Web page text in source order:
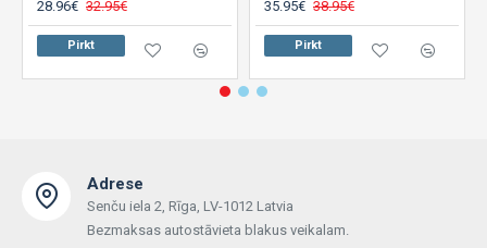
28.96€ 32.95€
Pirkt
35.95€ 38.95€
Pirkt
Adrese
Senču iela 2, Rīga, LV-1012 Latvia
Bezmaksas autostāvieta blakus veikalam.